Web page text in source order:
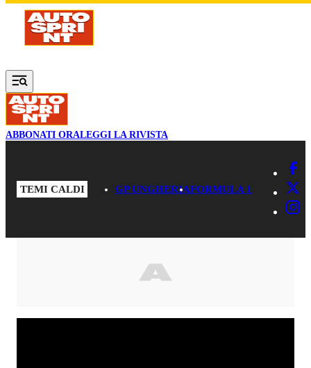
Vai al contenuto principale
ABBONATI ORALEGGI LA RIVISTA
TEMI CALDI GP UNGHERIAFORMULA 1